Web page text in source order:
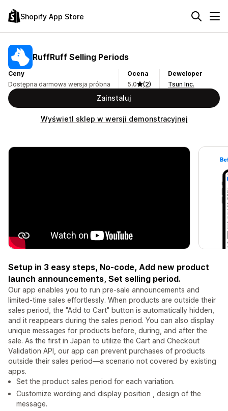
Shopify App Store
RuffRuff Selling Periods
Ceny
Dostępna darmowa wersja próbna
Ocena
5,0
(2)
Deweloper
Tsun Inc.
Zainstaluj
Wyświetl sklep w wersji demonstracyjnej
Setup in 3 easy steps, No-code, Add new product
launch announcements, Set selling period.
Our app enables you to run pre-sale announcements and
limited-time sales effortlessly. When products are outside their
sales period, the "Add to Cart" button is automatically hidden,
and it reappears during the sales period. You can also display
unique messages for products before, during, and after the
sale. As the first in Japan to utilize the Cart and Checkout
Validation API, our app can prevent purchases of products
outside their sales period—a scenario not covered by existing
apps.
Set the product sales period for each variation.
Customize wording and display position , design of the
message.